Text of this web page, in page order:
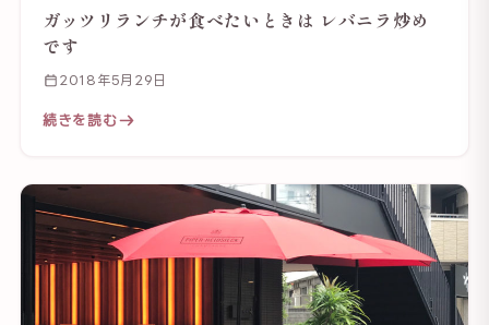
ガッツリランチが食べたいときは レバニラ炒め
です
2018年5月29日
続きを読む